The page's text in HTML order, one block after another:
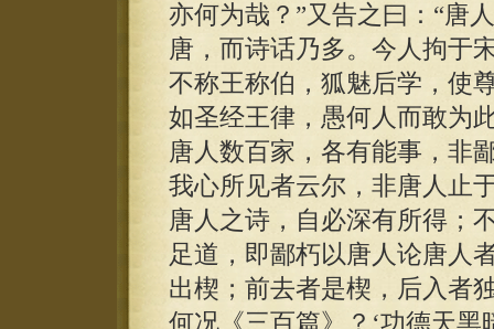
亦何为哉？”又告之曰：“唐
唐，而诗话乃多。今人拘于
不称王称伯，狐魅后学，使
如圣经王律，愚何人而敢为
唐人数百家，各有能事，非
我心所见者云尔，非唐人止
唐人之诗，自必深有所得；
足道，即鄙朽以唐人论唐人
出楔；前去者是楔，后入者
何况《三百篇》？‘功德天